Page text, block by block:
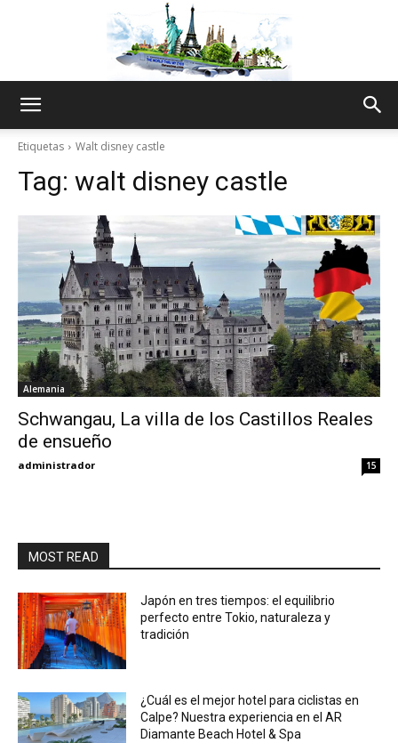
World
Thru
My
Etiquetas Walt disney castle
Tag: walt disney castle
Alemania
Schwangau, La villa de los Castillos Reales
de ensueño
administrador 15
MOST READ
Japón en tres tiempos: el equilibrio
perfecto entre Tokio, naturaleza y
tradición
¿Cuál es el mejor hotel para ciclistas en
Calpe? Nuestra experiencia en el AR
Diamante Beach Hotel & Spa